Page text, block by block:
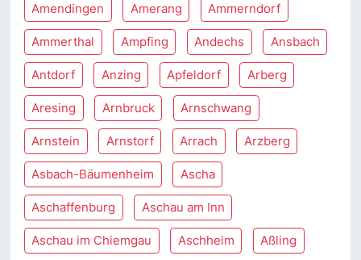
Amendingen Amerang Ammerndorf
Ammerthal Ampfing Andechs Ansbach
Antdorf Anzing Apfeldorf Arberg
Aresing Arnbruck Arnschwang
Arnstein Arnstorf Arrach Arzberg
Asbach-Bäumenheim Ascha
Aschaffenburg Aschau am Inn
Aschau im Chiemgau Aschheim Aßling